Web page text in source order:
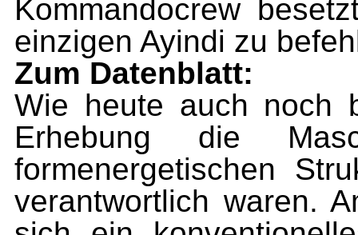
Kommandocrew
einzigen Ayindi zu
Zum Datenblatt:
Wie heute auch noch
Erhebung die
formenergetischen
verantwortlich waren.